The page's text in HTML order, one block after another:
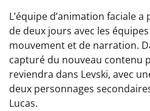
L’équipe d’animation faciale
de deux jours avec les
mouvement et de narration.
capturé du nouveau contenu
reviendra dans Levski, avec
deux personnages
Lucas.